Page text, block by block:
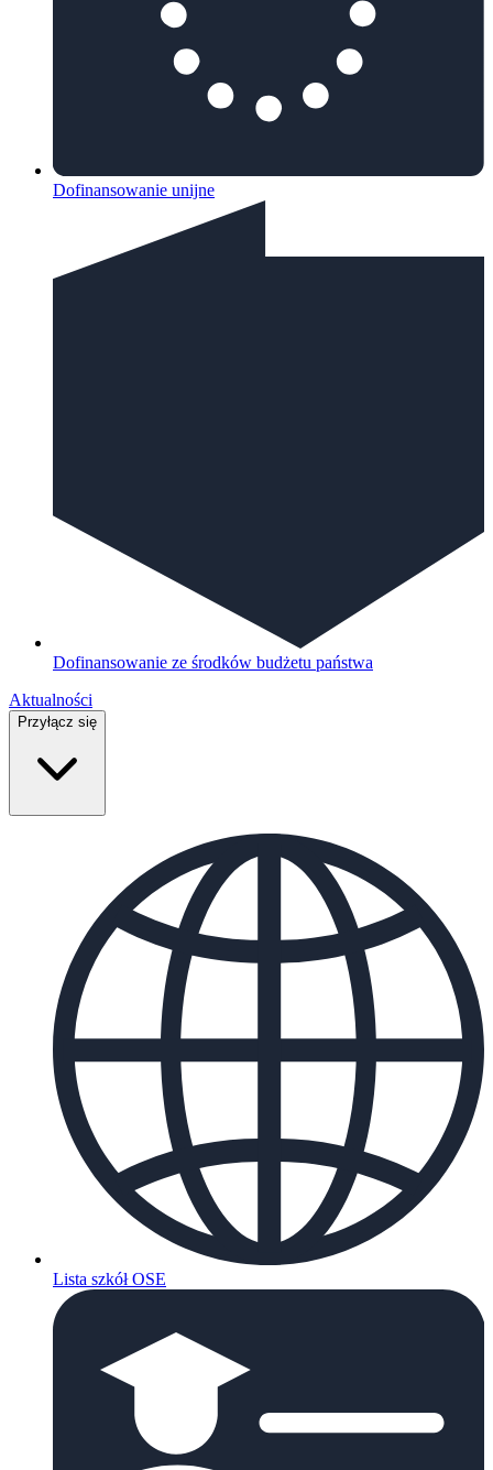
Dofinansowanie unijne
Dofinansowanie ze środków budżetu państwa
Aktualności
Przyłącz się
Lista szkół OSE